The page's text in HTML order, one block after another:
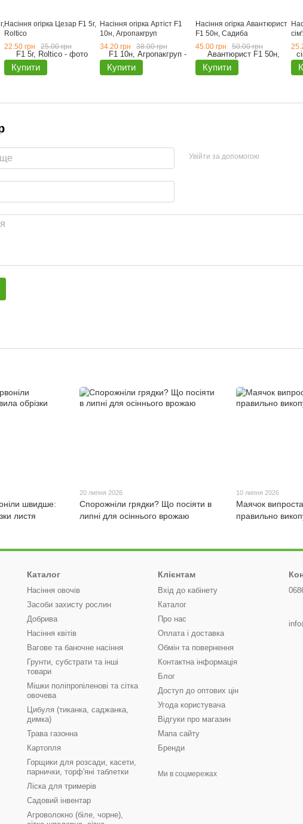
Насіння огірка Цезар F1 5г,
Roltico
22.50 грн
25.00 грн
Купити
Насіння огірка Артіст F1
10н, Агропакгруп
34.20 грн
38.00 грн
Купити
Насіння огірка Авантюрист
F1 50н, Садиба
45.00 грн
50.00 грн
Купити
Увійти за допомогою
швидше:
листя
20 липня 2026
Спорожніли грядки? Що посіяти в
липні для осіннього врожаю
10 липня 2026
Маячок
правильно
Каталог
Насіння овочів
Засоби захисту рослин
Добрива
Насіння квітів
Вагове та баночне насіння
Грунти, субстрати та інші
товари
Мішки поліпропіленові та сітка
овочева
Цибуля (тиканка, саджанка,
димка)
Трава газонна
Картопля
Горщики для розсади, касети,
парнички, торф'яні таблетки
Ліска для тримерів
Садовий інвентар
Агроволокно (біле, чорне),
Клієнтам
Вхід до кабінету
Каталог
Про нас
Оплата і доставка
Обмін та повернення
Контактна інформація
Блог
Доступ до оптових цін
Угода користувача
Відгуки про магазин
Мапа сайту
Бренди
Ми в соцмережах